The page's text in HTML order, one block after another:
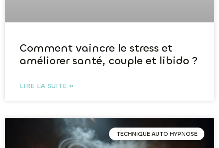
Comment vaincre le stress et
améliorer santé, couple et libido ?
LIRE LA SUITE »
TECHNIQUE AUTO HYPNOSE